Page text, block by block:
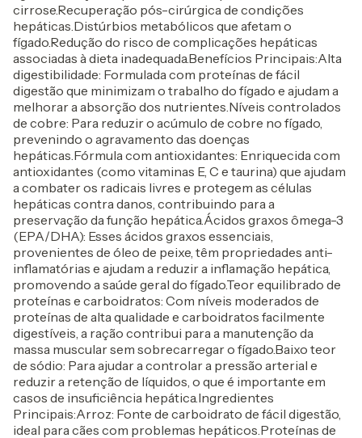
cirrose.Recuperação pós-cirúrgica de condições
hepáticas.Distúrbios metabólicos que afetam o
fígado.Redução do risco de complicações hepáticas
associadas à dieta inadequada.Benefícios Principais:Alta
digestibilidade: Formulada com proteínas de fácil
digestão que minimizam o trabalho do fígado e ajudam a
melhorar a absorção dos nutrientes.Níveis controlados
de cobre: Para reduzir o acúmulo de cobre no fígado,
prevenindo o agravamento das doenças
hepáticas.Fórmula com antioxidantes: Enriquecida com
antioxidantes (como vitaminas E, C e taurina) que ajudam
a combater os radicais livres e protegem as células
hepáticas contra danos, contribuindo para a
preservação da função hepática.Ácidos graxos ômega-3
(EPA/DHA): Esses ácidos graxos essenciais,
provenientes de óleo de peixe, têm propriedades anti-
inflamatórias e ajudam a reduzir a inflamação hepática,
promovendo a saúde geral do fígado.Teor equilibrado de
proteínas e carboidratos: Com níveis moderados de
proteínas de alta qualidade e carboidratos facilmente
digestíveis, a ração contribui para a manutenção da
massa muscular sem sobrecarregar o fígado.Baixo teor
de sódio: Para ajudar a controlar a pressão arterial e
reduzir a retenção de líquidos, o que é importante em
casos de insuficiência hepática.Ingredientes
Principais:Arroz: Fonte de carboidrato de fácil digestão,
ideal para cães com problemas hepáticos.Proteínas de